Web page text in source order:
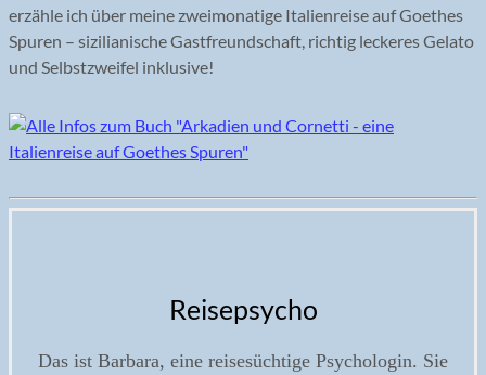
erzähle ich über meine zweimonatige Italienreise auf Goethes
Spuren – sizilianische Gastfreundschaft, richtig leckeres Gelato
und Selbstzweifel inklusive!
Reisepsycho
Das ist Barbara, eine reisesüchtige Psychologin. Sie